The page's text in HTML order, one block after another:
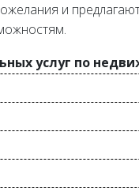
и
услуг по